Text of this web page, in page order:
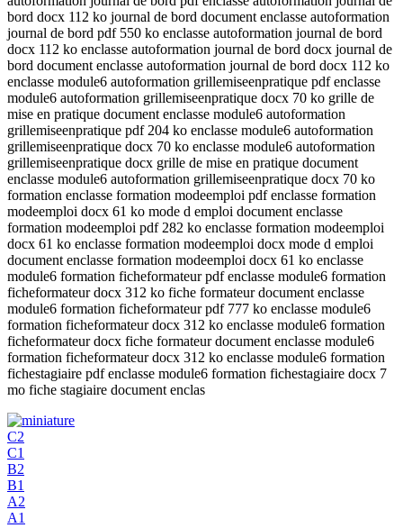
bord docx 112 ko journal de bord document enclasse autoformation
journal de bord pdf 550 ko enclasse autoformation journal de bord
docx 112 ko enclasse autoformation journal de bord docx journal de
bord document enclasse autoformation journal de bord docx 112 ko
enclasse module6 autoformation grillemiseenpratique pdf enclasse
module6 autoformation grillemiseenpratique docx 70 ko grille de
mise en pratique document enclasse module6 autoformation
grillemiseenpratique pdf 204 ko enclasse module6 autoformation
grillemiseenpratique docx 70 ko enclasse module6 autoformation
grillemiseenpratique docx grille de mise en pratique document
enclasse module6 autoformation grillemiseenpratique docx 70 ko
formation enclasse formation modeemploi pdf enclasse formation
modeemploi docx 61 ko mode d emploi document enclasse
formation modeemploi pdf 282 ko enclasse formation modeemploi
docx 61 ko enclasse formation modeemploi docx mode d emploi
document enclasse formation modeemploi docx 61 ko enclasse
module6 formation ficheformateur pdf enclasse module6 formation
ficheformateur docx 312 ko fiche formateur document enclasse
module6 formation ficheformateur pdf 777 ko enclasse module6
formation ficheformateur docx 312 ko enclasse module6 formation
ficheformateur docx fiche formateur document enclasse module6
formation ficheformateur docx 312 ko enclasse module6 formation
fichestagiaire pdf enclasse module6 formation fichestagiaire docx 7
mo fiche stagiaire document enclas
C2
C1
B2
B1
A2
A1